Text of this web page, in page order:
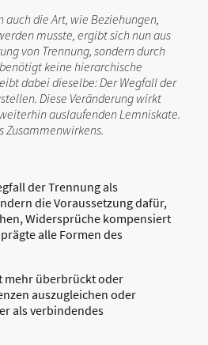
die Art, wie Beziehungen,
musste, ergibt sich nun aus
von Trennung, sondern durch
keine hierarchische
dabei dieselbe: Der Wegfall der
Diese Veränderung wirkt
auslaufenden Lemniskate.
Zusammenwirkens.
der Trennung als
die Voraussetzung dafür,
Widersprüche kompensiert
alle Formen des
mehr überbrückt oder
auszugleichen oder
als verbindendes